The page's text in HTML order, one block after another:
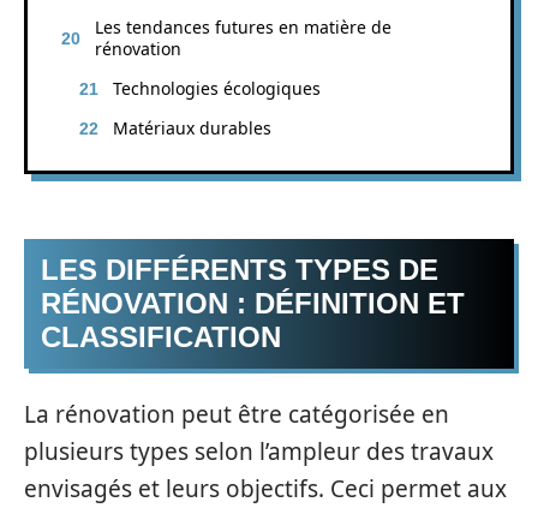
Les tendances futures en matière de
rénovation
Technologies écologiques
Matériaux durables
LES DIFFÉRENTS TYPES DE
RÉNOVATION : DÉFINITION ET
CLASSIFICATION
La rénovation peut être catégorisée en
plusieurs types selon l’ampleur des travaux
envisagés et leurs objectifs. Ceci permet aux